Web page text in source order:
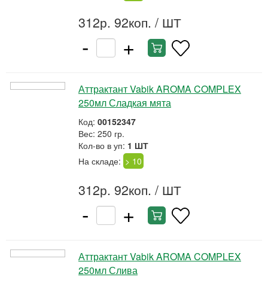
312р. 92коп. / ШТ
- +
Аттрактант Vabik AROMA COMPLEX
250мл Сладкая мята
Код: 00152347
Вес: 250 гр.
Кол-во в уп: 1 ШТ
На складе: > 10
312р. 92коп. / ШТ
- +
Аттрактант Vabik AROMA COMPLEX
250мл Слива